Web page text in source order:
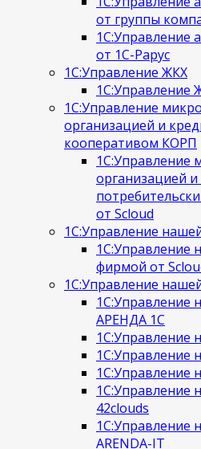
от группы
1С:Управление
от 1С-Рарус
1С:Управление ЖКХ
1С:Управление
1С:Управление
организацией и
кооперативом КОРП
1С:Управление
организацией
от Scloud
1С:Управление
1С:Управление
фирмой от
1С:Управление
1С:Управление
АРЕНДА 1С
1С:Управление
1С:Управление
1С:Управление
1С:Управление
42clouds
1С:Управление
ARENDA-IT